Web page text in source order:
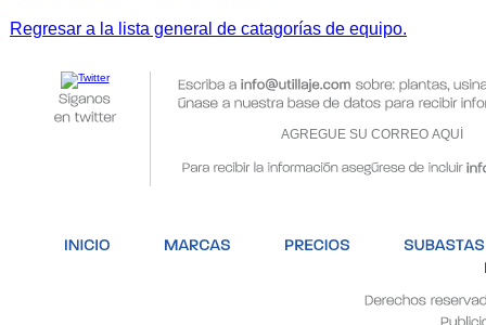
Regresar a la lista general de catagorías de equipo.